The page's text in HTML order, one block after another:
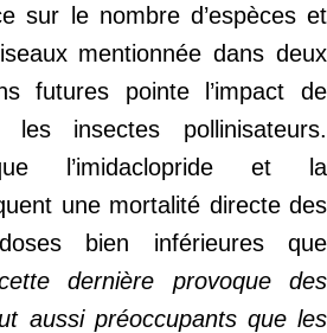
sur le nombre d’espèces et
mentionnée dans deux
futures pointe l’impact de
les insectes pollinisateurs.
l’imidaclopride et la
une mortalité directe des
bien inférieures que
dernière provoque des
aussi préoccupants que les